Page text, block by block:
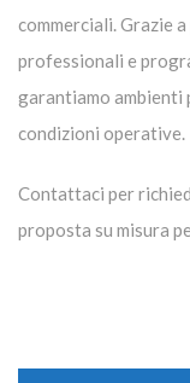
commerciali. Grazie
professionali e
garantiamo ambienti
condizioni operative.
Contattaci per
proposta su misura